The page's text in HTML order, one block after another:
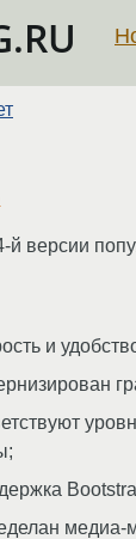
й версии
и
медиа-